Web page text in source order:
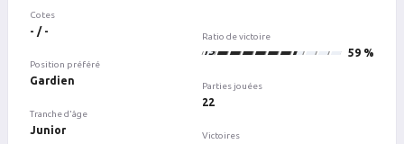
Cotes
- / -
Position préféré
Gardien
Tranche d'âge
Junior
Ratio de victoire
13 59 %
Parties jouées
22
Victoires